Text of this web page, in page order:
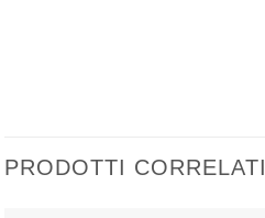
PRODOTTI CORRELATI